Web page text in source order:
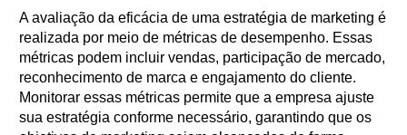
A avaliação da eficácia de uma estratégia de marketing é
realizada por meio de métricas de desempenho. Essas
métricas podem incluir vendas, participação de mercado,
reconhecimento de marca e engajamento do cliente.
Monitorar essas métricas permite que a empresa ajuste
sua estratégia conforme necessário, garantindo que os